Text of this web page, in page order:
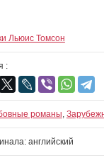
Льюис Томсон
:
романы,
английский